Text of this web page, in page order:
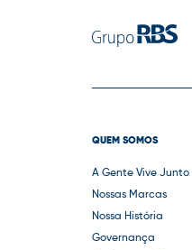
QUEM SOMOS
A Gente Vive Junto
Nossas Marcas
Nossa História
Governança